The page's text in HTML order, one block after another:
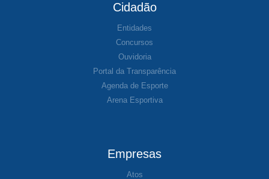
Cidadão
Entidades
Concursos
Ouvidoria
Portal da Transparência
Agenda de Esporte
Arena Esportiva
Empresas
Atos